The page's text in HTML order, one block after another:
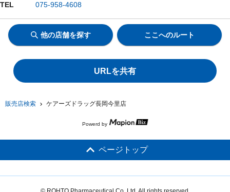
販売店検索 ケアーズドラッグ長岡今里店
TEL 075-958-4608
他の店舗を探す ここへのルート
URLを共有
Powerd by
ページトップ